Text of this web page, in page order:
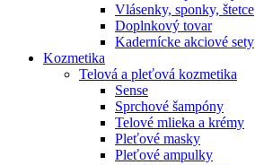
Vlásenky, sponky, štetce
Doplnkový tovar
Kadernícke akciové sety
Kozmetika
Telová a pleťová kozmetika
Sense
Sprchové šampóny
Telové mlieka a krémy
Pleťové masky
Pleťové ampulky